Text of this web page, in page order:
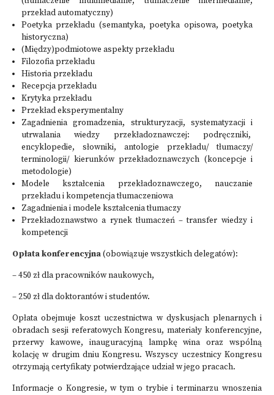
przekład automatyczny)
Poetyka przekładu (semantyka, poetyka opisowa, poetyka
historyczna)
(Między)podmiotowe aspekty przekładu
Filozofia przekładu
Historia przekładu
Recepcja przekładu
Krytyka przekładu
Przekład eksperymentalny
Zagadnienia gromadzenia, strukturyzacji, systematyzacji i
utrwalania wiedzy przekładoznawczej: podręczniki,
encyklopedie, słowniki, antologie przekładu/ tłumaczy/
terminologii/ kierunków przekładoznawczych (koncepcje i
metodologie)
Modele kształcenia przekładoznawczego, nauczanie
przekładu i kompetencja tłumaczeniowa
Zagadnienia i modele kształcenia tłumaczy
Przekładoznawstwo a rynek tłumaczeń – transfer wiedzy i
kompetencji
Opłata konferencyjna(obowiązuje wszystkich delegatów):
– 450 zł dla pracowników naukowych,
– 250 zł dla doktorantów i studentów.
Opłata obejmuje koszt uczestnictwa w dyskusjach plenarnych i
obradach sesji referatowych Kongresu, materiały konferencyjne,
przerwy kawowe, inauguracyjną lampkę wina oraz wspólną
kolację w drugim dniu Kongresu. Wszyscy uczestnicy Kongresu
otrzymają certyfikaty potwierdzające udział w jego pracach.
Informacje o Kongresie, w tym o trybie i terminarzu wnoszenia